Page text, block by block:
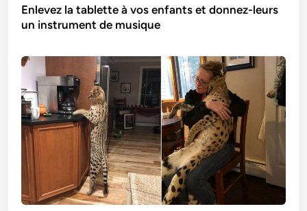
Enlevez la tablette à vos enfants et donnez-leurs
un instrument de musique